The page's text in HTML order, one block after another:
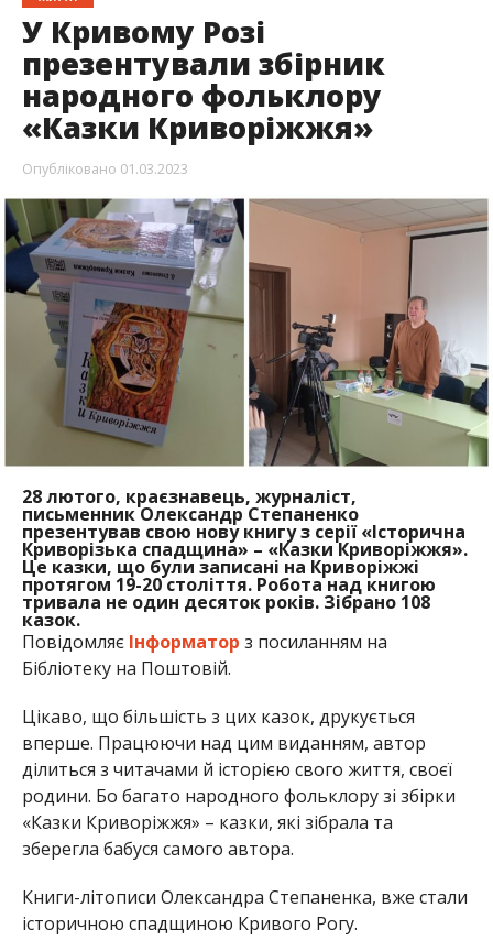
У Кривому Розі
презентували збірник
народного фольклору
«Казки Криворіжжя»
Опубліковано 01.03.2023
28 лютого, краєзнавець, журналіст,
письменник Олександр Степаненко
презентував свою нову книгу з серії «Історична
Криворізька спадщина» – «Казки Криворіжжя».
Це казки, що були записані на Криворіжжі
протягом 19-20 століття. Робота над книгою
тривала не один десяток років. Зібрано 108
казок.
Повідомляє Інформатор з посиланням на
Бібліотеку на Поштовій.
Цікаво, що більшість з цих казок, друкується
вперше. Працюючи над цим виданням, автор
ділиться з читачами й історією свого життя, своєї
родини. Бо багато народного фольклору зі збірки
«Казки Криворіжжя» – казки, які зібрала та
зберегла бабуся самого автора.
Книги-літописи Олександра Степаненка, вже стали
історичною спадщиною Кривого Рогу.